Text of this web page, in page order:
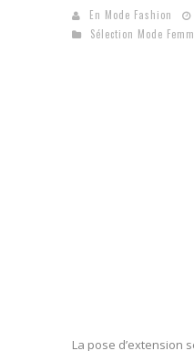
En Mode Fashion
Sélection Mode
La pose d’extension